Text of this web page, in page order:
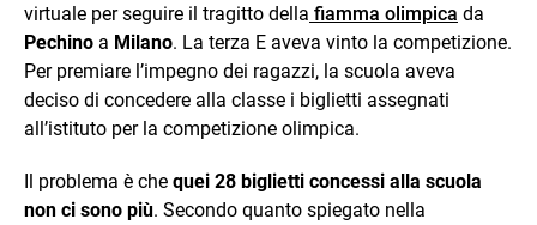
virtuale per seguire il tragitto della fiamma olimpica da
Pechino a Milano. La terza E aveva vinto la competizione.
Per premiare l’impegno dei ragazzi, la scuola aveva
deciso di concedere alla classe i biglietti assegnati
all’istituto per la competizione olimpica.
Il problema è che quei 28 biglietti concessi alla scuola
non ci sono più. Secondo quanto spiegato nella